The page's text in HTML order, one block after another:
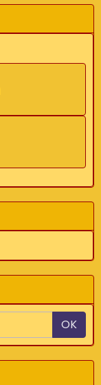
OK